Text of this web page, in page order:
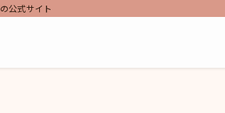
公式サイト